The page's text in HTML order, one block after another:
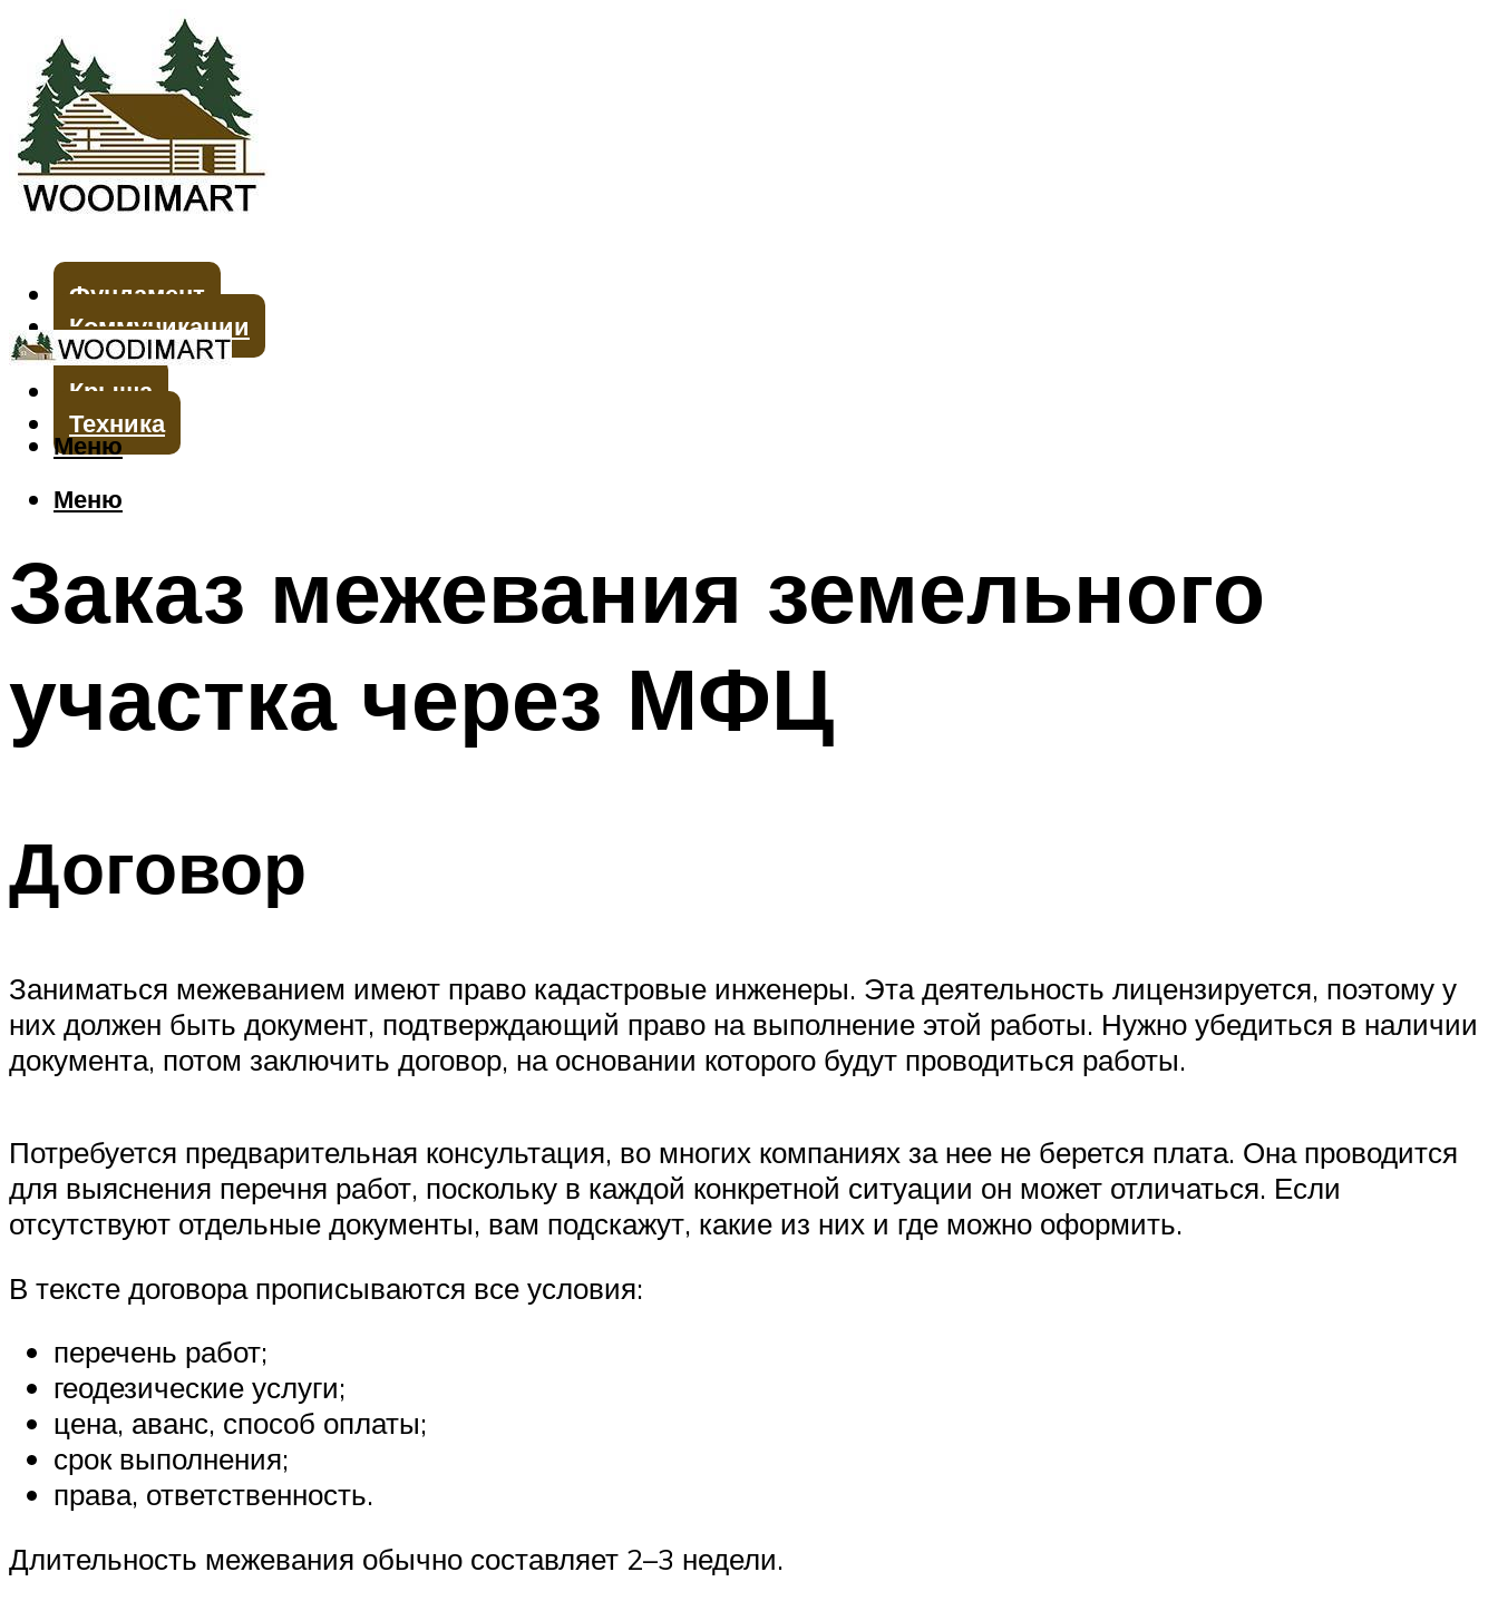
Фундамент
Коммуникации
Стены
Крыша
Техника
Меню
Меню
Заказ межевания земельного
участка через МФЦ
Договор
Заниматься межеванием имеют право кадастровые инженеры. Эта деятельность лицензируется, поэтому у
них должен быть документ, подтверждающий право на выполнение этой работы. Нужно убедиться в наличии
документа, потом заключить договор, на основании которого будут проводиться работы.
Потребуется предварительная консультация, во многих компаниях за нее не берется плата. Она проводится
для выяснения перечня работ, поскольку в каждой конкретной ситуации он может отличаться. Если
отсутствуют отдельные документы, вам подскажут, какие из них и где можно оформить.
В тексте договора прописываются все условия:
перечень работ;
геодезические услуги;
цена, аванс, способ оплаты;
срок выполнения;
права, ответственность.
Длительность межевания обычно составляет 2–3 недели.